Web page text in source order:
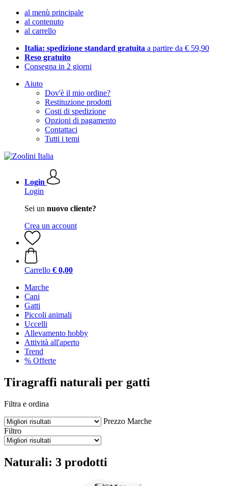
al menù principale
al contenuto
al carrello
Italia: spedizione standard gratuita a partire da € 59,90
Reso gratuito
Consegna in 2 giorni
Aiuto
Dov'è il mio ordine?
Restituzione prodotti
Costi di spedizione
Opzioni di pagamento
Contattaci
Tutti i temi
Login
Login
Sei un nuovo cliente?
Crea un account
Carrello € 0,00
Marche
Cani
Gatti
Piccoli animali
Uccelli
Allevamento hobby
Attività all'aperto
Trend
% Offerte
Tiragraffi naturali per gatti
Filtra e ordina
Prezzo Marche
Filtro
Naturali: 3 prodotti